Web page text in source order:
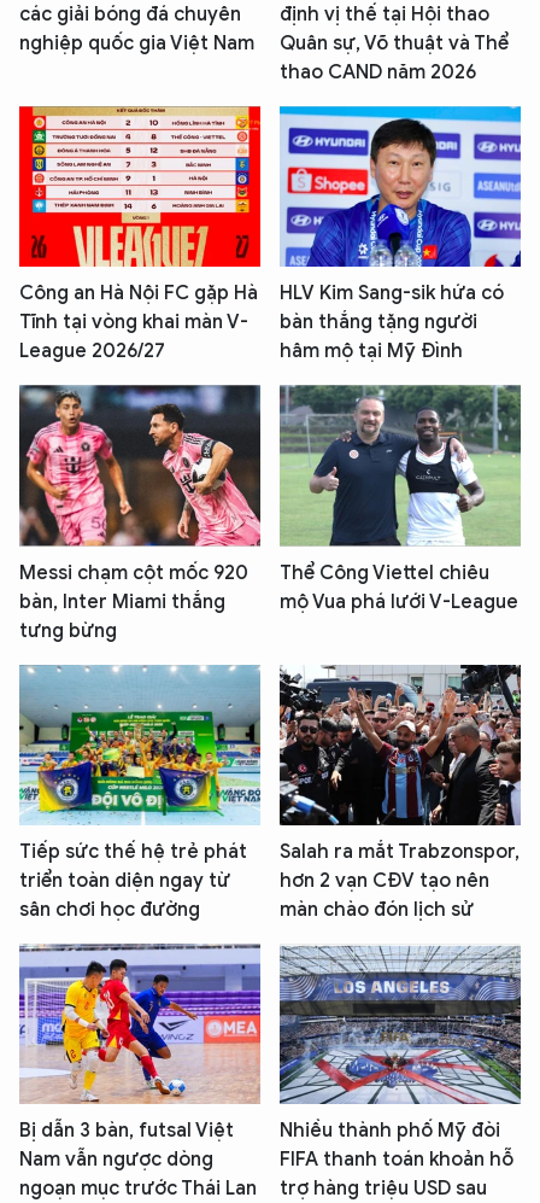
các giải bóng đá chuyên
nghiệp quốc gia Việt Nam
định vị thế tại Hội thao
Quân sự, Võ thuật và Thể
thao CAND năm 2026
Công an Hà Nội FC gặp Hà
Tĩnh tại vòng khai màn V-
League 2026/27
HLV Kim Sang-sik hứa có
bàn thắng tặng người
hâm mộ tại Mỹ Đình
Messi chạm cột mốc 920
bàn, Inter Miami thắng
tưng bừng
Thể Công Viettel chiêu
mộ Vua phá lưới V-League
Tiếp sức thế hệ trẻ phát
triển toàn diện ngay từ
sân chơi học đường
Salah ra mắt Trabzonspor,
hơn 2 vạn CĐV tạo nên
màn chào đón lịch sử
Bị dẫn 3 bàn, futsal Việt
Nam vẫn ngược dòng
ngoạn mục trước Thái Lan
Nhiều thành phố Mỹ đòi
FIFA thanh toán khoản hỗ
trợ hàng triệu USD sau